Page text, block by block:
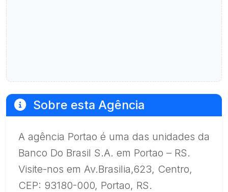
Sobre esta Agência
A agência Portao é uma das unidades da
Banco Do Brasil S.A. em Portao – RS.
Visite-nos em Av.Brasilia,623, Centro,
CEP: 93180-000, Portao, RS.